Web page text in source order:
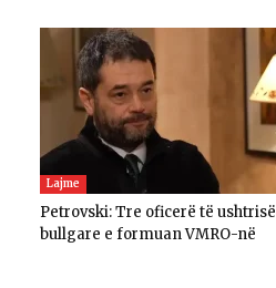
Lajme
Petrovski: Tre oficerë të ushtrisë
bullgare e formuan VMRO-në